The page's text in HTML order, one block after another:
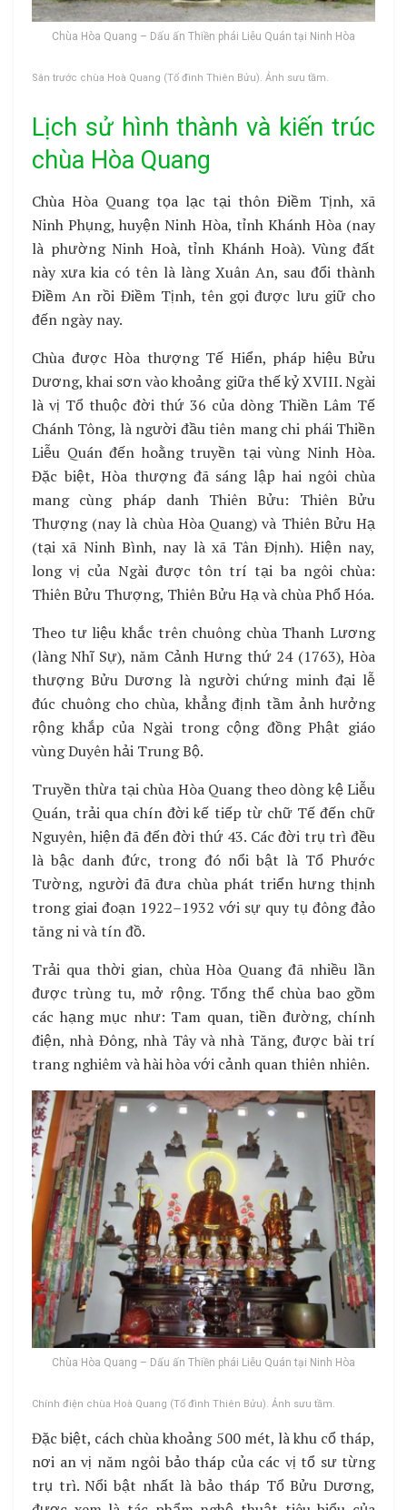
Chùa Hòa Quang – Dấu ấn Thiền phái Liễu Quán tại Ninh Hòa
Sân trước chùa Hoà Quang (Tổ đình Thiên Bửu). Ảnh sưu tầm.
Lịch sử hình thành và kiến trúc
chùa Hòa Quang
Chùa Hòa Quang tọa lạc tại thôn Điềm Tịnh, xã
Ninh Phụng, huyện Ninh Hòa, tỉnh Khánh Hòa (nay
là phường Ninh Hoà, tỉnh Khánh Hoà). Vùng đất
này xưa kia có tên là làng Xuân An, sau đổi thành
Điềm An rồi Điềm Tịnh, tên gọi được lưu giữ cho
đến ngày nay.
Chùa được Hòa thượng Tế Hiển, pháp hiệu Bửu
Dương, khai sơn vào khoảng giữa thế kỷ XVIII. Ngài
là vị Tổ thuộc đời thứ 36 của dòng Thiền Lâm Tế
Chánh Tông, là người đầu tiên mang chi phái Thiền
Liễu Quán đến hoằng truyền tại vùng Ninh Hòa.
Đặc biệt, Hòa thượng đã sáng lập hai ngôi chùa
mang cùng pháp danh Thiên Bửu: Thiên Bửu
Thượng (nay là chùa Hòa Quang) và Thiên Bửu Hạ
(tại xã Ninh Bình, nay là xã Tân Định). Hiện nay,
long vị của Ngài được tôn trí tại ba ngôi chùa:
Thiên Bửu Thượng, Thiên Bửu Hạ và chùa Phổ Hóa.
Theo tư liệu khắc trên chuông chùa Thanh Lương
(làng Nhĩ Sự), năm Cảnh Hưng thứ 24 (1763), Hòa
thượng Bửu Dương là người chứng minh đại lễ
đúc chuông cho chùa, khẳng định tầm ảnh hưởng
rộng khắp của Ngài trong cộng đồng Phật giáo
vùng Duyên hải Trung Bộ.
Truyền thừa tại chùa Hòa Quang theo dòng kệ Liễu
Quán, trải qua chín đời kế tiếp từ chữ Tế đến chữ
Nguyên, hiện đã đến đời thứ 43. Các đời trụ trì đều
là bậc danh đức, trong đó nổi bật là Tổ Phước
Tường, người đã đưa chùa phát triển hưng thịnh
trong giai đoạn 1922–1932 với sự quy tụ đông đảo
tăng ni và tín đồ.
Trải qua thời gian, chùa Hòa Quang đã nhiều lần
được trùng tu, mở rộng. Tổng thể chùa bao gồm
các hạng mục như: Tam quan, tiền đường, chính
điện, nhà Đông, nhà Tây và nhà Tăng, được bài trí
trang nghiêm và hài hòa với cảnh quan thiên nhiên.
Chùa Hòa Quang – Dấu ấn Thiền phái Liễu Quán tại Ninh Hòa
Chính điện chùa Hoà Quang (Tổ đình Thiên Bửu). Ảnh sưu tầm.
Đặc biệt, cách chùa khoảng 500 mét, là khu cổ tháp,
nơi an vị năm ngôi bảo tháp của các vị tổ sư từng
trụ trì. Nổi bật nhất là bảo tháp Tổ Bửu Dương,